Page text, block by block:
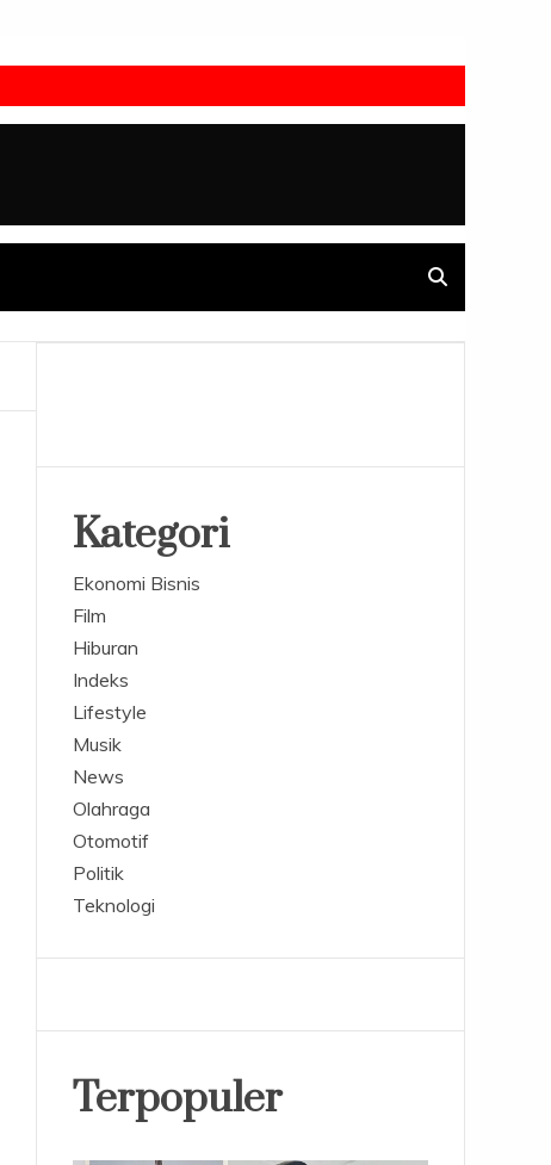
Kategori
Ekonomi Bisnis
Film
Hiburan
Indeks
Lifestyle
Musik
News
Olahraga
Otomotif
Politik
Teknologi
Terpopuler